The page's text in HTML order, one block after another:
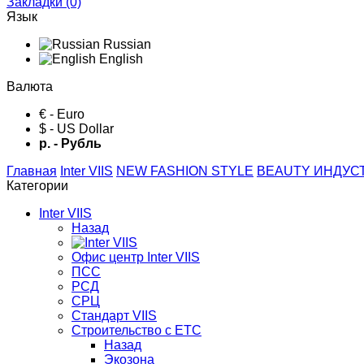
Язык
Russian
English
Валюта
€ - Euro
$ - US Dollar
р. - Рубль
Главная Inter VIIS NEW FASHION STYLE BЕАUTY
Категории
Inter VIIS
Назад
Офис центр Inter VIIS
ПСС
РСД
СРЦ
Стандарт VIIS
Строительство с ЕТС
Назад
Экозона